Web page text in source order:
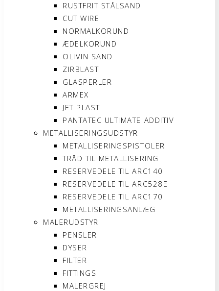
RUSTFRIT STÅLSAND
CUT WIRE
NORMALKORUND
ÆDELKORUND
OLIVIN SAND
ZIRBLAST
GLASPERLER
ARMEX
JET PLAST
PANTATEC ULTIMATE ADDITIV
METALLISERINGSUDSTYR
METALLISERINGSPISTOLER
TRÅD TIL METALLISERING
RESERVEDELE TIL ARC140
RESERVEDELE TIL ARC528E
RESERVEDELE TIL ARC170
METALLISERINGSANLÆG
MALERUDSTYR
PENSLER
DYSER
FILTER
FITTINGS
MALERGREJ